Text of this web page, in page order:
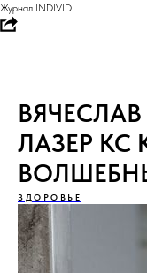
Журнал INDIVID
ЛАЗЕР КС
ЗДОРОВЬЕ